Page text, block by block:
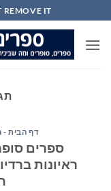
to
content
IT...
דף הבית -
ספרים
ה-